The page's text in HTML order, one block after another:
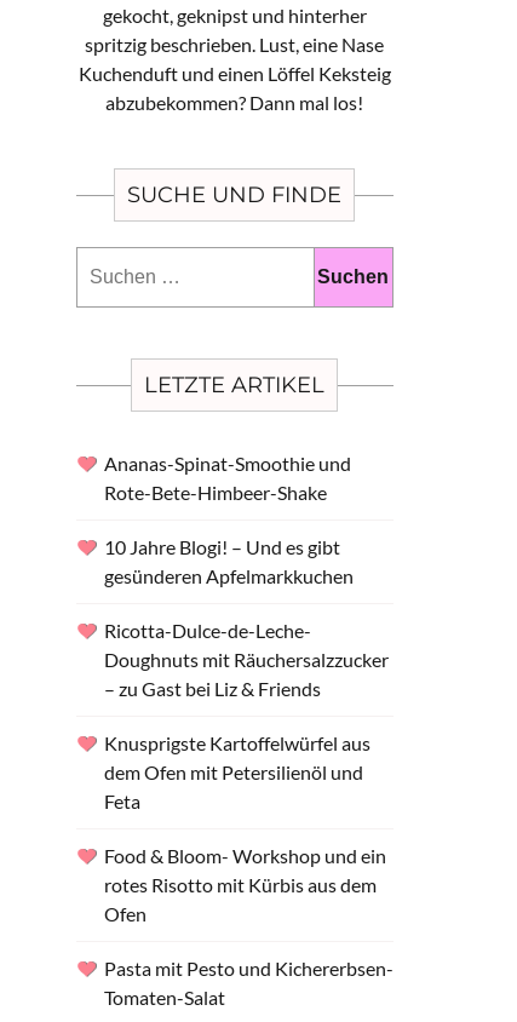
gekocht, geknipst und hinterher
spritzig beschrieben. Lust, eine Nase
Kuchenduft und einen Löffel Keksteig
abzubekommen? Dann mal los!
SUCHE UND FINDE
nach:
LETZTE ARTIKEL
Ananas-Spinat-Smoothie und
Rote-Bete-Himbeer-Shake
10 Jahre Blogi! – Und es gibt
gesünderen Apfelmarkkuchen
Ricotta-Dulce-de-Leche-
Doughnuts mit Räuchersalzzucker
– zu Gast bei Liz & Friends
Knusprigste Kartoffelwürfel aus
dem Ofen mit Petersilienöl und
Feta
Food & Bloom- Workshop und ein
rotes Risotto mit Kürbis aus dem
Ofen
Pasta mit Pesto und Kichererbsen-
Tomaten-Salat